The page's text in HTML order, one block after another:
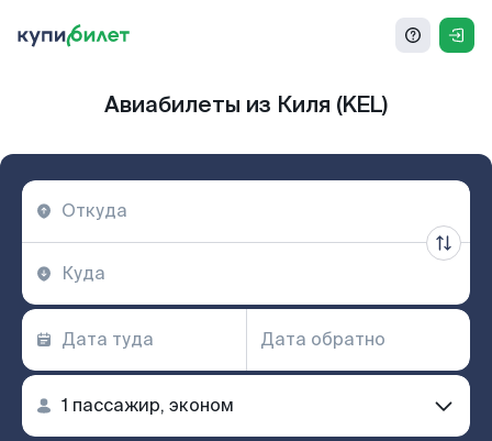
Авиабилеты из Киля (KEL)